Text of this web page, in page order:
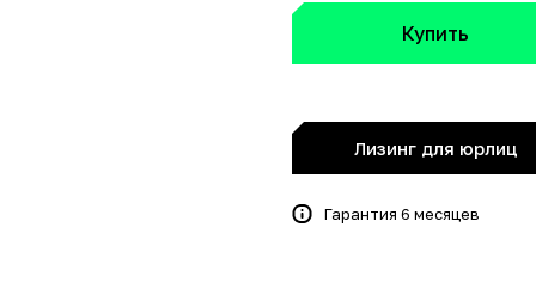
Купить
Лизинг для юрлиц
Гарантия 6 месяцев